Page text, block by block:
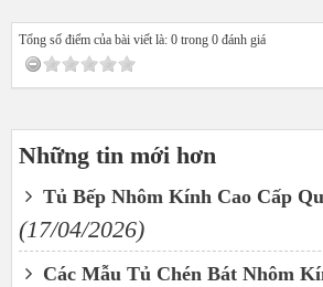
Tổng số điểm của bài viết là: 0 trong 0 đánh giá
Những tin mới hơn
Tủ Bếp Nhôm Kính Cao Cấp
(17/04/2026)
Các Mẫu Tủ Chén Bát Nhôm